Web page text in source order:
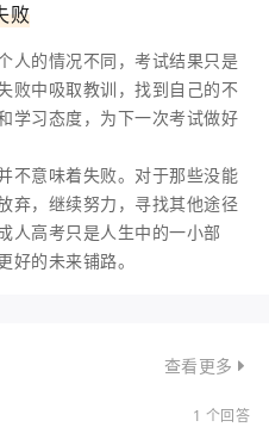
败
人的情况不同，考试结果只是
败中吸取教训，找到自己的不
学习态度，为下一次考试做好
不意味着失败。对于那些没能
弃，继续努力，寻找其他途径
人高考只是人生中的一小部
好的未来铺路。
查看更多
1 个回答